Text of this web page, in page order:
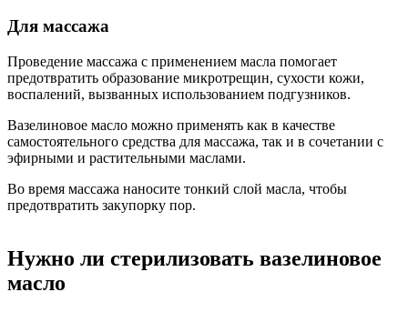
Для массажа
Проведение массажа с применением масла помогает
предотвратить образование микротрещин, сухости кожи,
воспалений, вызванных использованием подгузников.
Вазелиновое масло можно применять как в качестве
самостоятельного средства для массажа, так и в сочетании с
эфирными и растительными маслами.
Во время массажа наносите тонкий слой масла, чтобы
предотвратить закупорку пор.
Нужно ли стерилизовать вазелиновое
масло